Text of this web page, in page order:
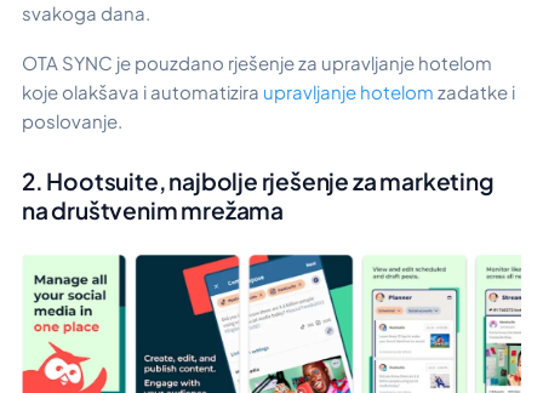
svakoga dana.
OTA SYNC je pouzdano rješenje za upravljanje hotelom
koje olakšava i automatizira upravljanje hotelom zadatke i
poslovanje.
2. Hootsuite, najbolje rješenje za marketing
na društvenim mrežama